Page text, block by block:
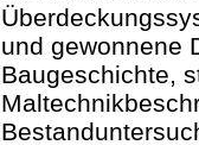
und gewonnene
Baugeschichte,